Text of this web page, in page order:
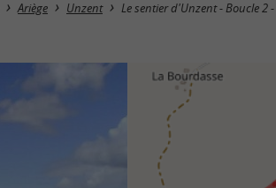
Ariège Unzent Le sentier d'Unzent - Boucle 2